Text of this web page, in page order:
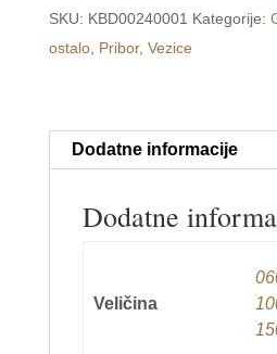
obuću
siva
SKU: KBD00240001 Kategorije:
ostalo, Pribor, Vezice
Dodatne informacije
Dodatne
Veličina